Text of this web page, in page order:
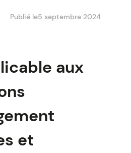
Publié le5 septembre 2024
aux
et